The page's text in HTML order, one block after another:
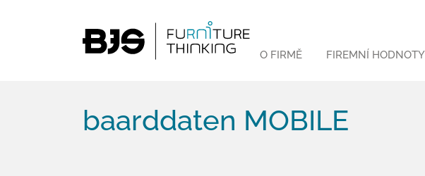
O FIRMĚ FIREMNÍ HODNOTY
baarddaten MOBILE